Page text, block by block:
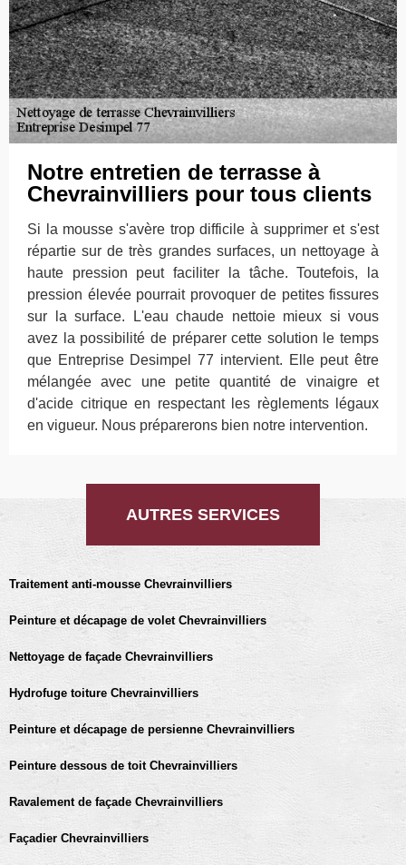
Notre entretien de terrasse à
Chevrainvilliers pour tous clients
Si la mousse s'avère trop difficile à supprimer et s'est
répartie sur de très grandes surfaces, un nettoyage à
haute pression peut faciliter la tâche. Toutefois, la
pression élevée pourrait provoquer de petites fissures
sur la surface. L'eau chaude nettoie mieux si vous
avez la possibilité de préparer cette solution le temps
que Entreprise Desimpel 77 intervient. Elle peut être
mélangée avec une petite quantité de vinaigre et
d'acide citrique en respectant les règlements légaux
en vigueur. Nous préparerons bien notre intervention.
AUTRES SERVICES
Traitement anti-mousse Chevrainvilliers
Peinture et décapage de volet Chevrainvilliers
Nettoyage de façade Chevrainvilliers
Hydrofuge toiture Chevrainvilliers
Peinture et décapage de persienne Chevrainvilliers
Peinture dessous de toit Chevrainvilliers
Ravalement de façade Chevrainvilliers
Façadier Chevrainvilliers